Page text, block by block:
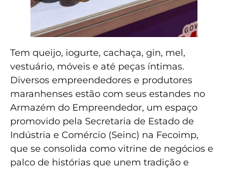
Tem queijo, iogurte, cachaça, gin, mel,
vestuário, móveis e até peças íntimas.
Diversos empreendedores e produtores
maranhenses estão com seus estandes no
Armazém do Empreendedor, um espaço
promovido pela Secretaria de Estado de
Indústria e Comércio (Seinc) na Fecoimp,
que se consolida como vitrine de negócios e
palco de histórias que unem tradição e